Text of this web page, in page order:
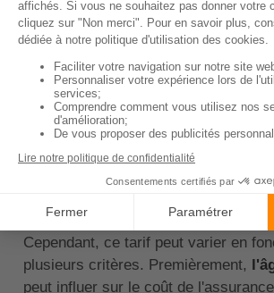
Combien coûte une
assurance pour un
slovaque ?
coût d'une assurancepour un
peut varier en fonction de plusieurs
moyenne, vous pouvez vous
30 et 60 euros par moispour une
complète pour votre loup.
Cependant, ce tarif peut varier en
plusieurs critères. Premièrement,
peut influer sur le coût de